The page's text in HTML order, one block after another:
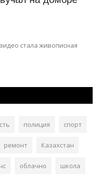
стала живописная
полиция спорт
ремонт Казахстан
облачно школа